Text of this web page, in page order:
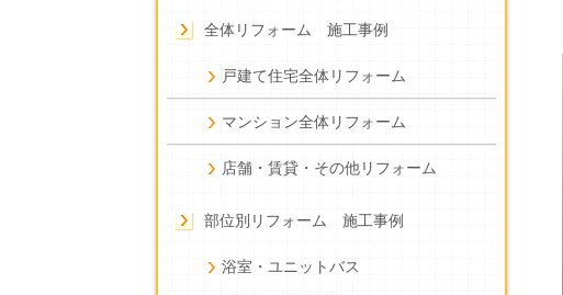
全体リフォーム 施工事例
戸建て住宅全体リフォーム
マンション全体リフォーム
店舗・賃貸・その他リフォーム
部位別リフォーム 施工事例
浴室・ユニットバス